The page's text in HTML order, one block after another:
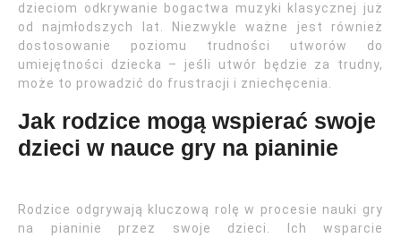
dzieciom odkrywanie bogactwa muzyki klasycznej już
od najmłodszych lat. Niezwykle ważne jest również
dostosowanie poziomu trudności utworów do
umiejętności dziecka – jeśli utwór będzie za trudny,
może to prowadzić do frustracji i zniechęcenia.
Jak rodzice mogą wspierać swoje
dzieci w nauce gry na pianinie
Rodzice odgrywają kluczową rolę w procesie nauki gry
na pianinie przez swoje dzieci. Ich wsparcie